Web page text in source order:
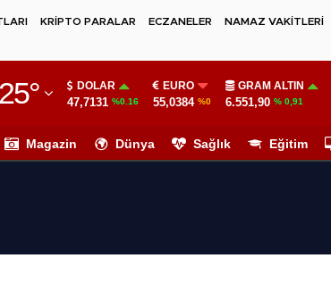
KRİPTO PARALAR ECZANELER
NAMAZ VAKİTLERİ
25° DOLAR
47,7131 %0.16
EURO
55,0384 %0
GRAM ALTIN
6.551,90 % 0,91
Magazin Dünya Sağlık Eğitim